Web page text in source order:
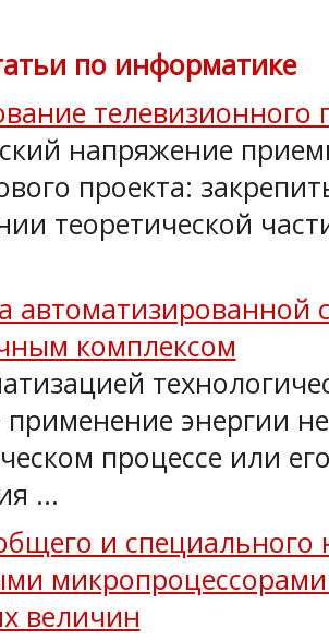
по информатике
телевизионного
напряжение
проекта:
теоретической
автоматизированной
комплексом
энергии
процессе или
...
и специального
величин